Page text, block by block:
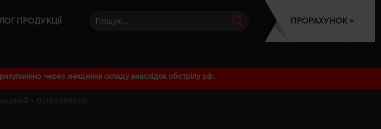
через знищення складу внаслідок обстрілу рф.
ПРОДУКЦІЇ ПРОРАХУНОК >
- 03164309040